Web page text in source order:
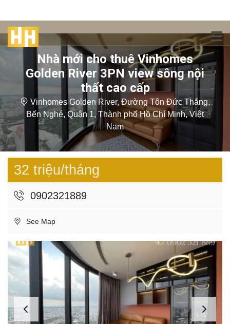
Nhà mới cho thuê Vinhomes
Golden River 3PN view sông nội
thất cao cấp
Vinhomes Golden River, Đường Tôn Đức Thắng,
Bến Nghé, Quận 1, Thành phố Hồ Chí Minh, Việt
Nam
32 triệu/tháng
0902321889
See Map